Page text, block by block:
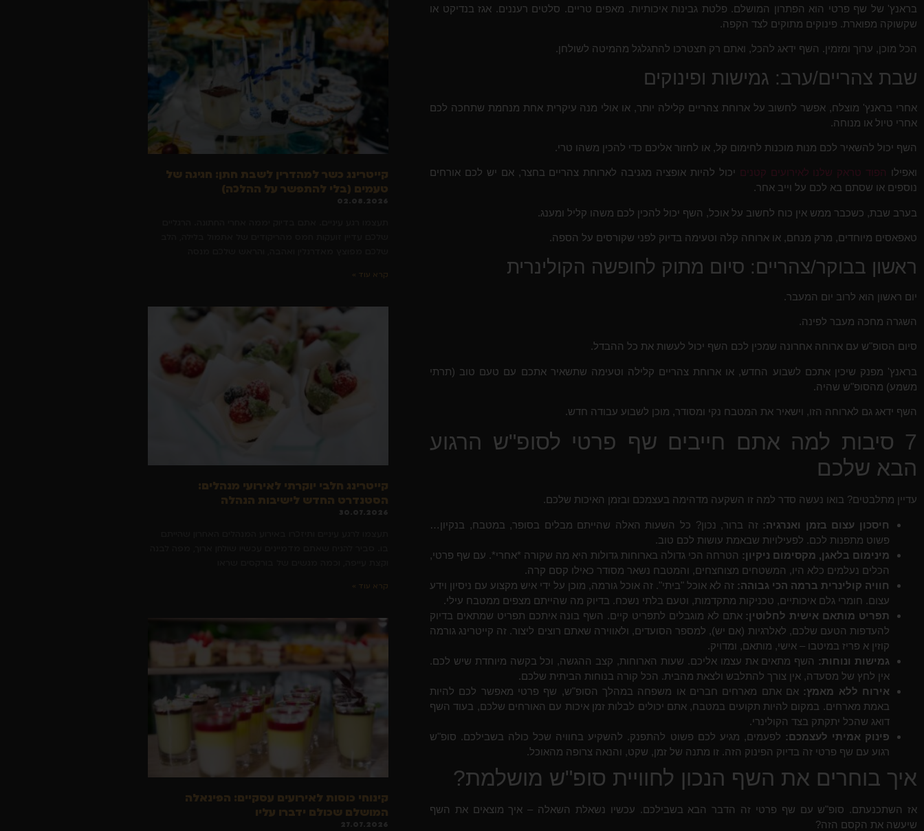
בראנץ' של שף פרטי הוא הפתרון המושלם. פלטת גבינות איכותיות. מאפים טריים. סלטים רעננים. אגז בנדיקט או
שקשוקה מפוארת. פינוקים מתוקים לצד הקפה.
הכל מוכן, ערוך ומזמין. השף ידאג להכל, ואתם רק תצטרכו להתגלגל מהמיטה לשולחן.
שבת צהריים/ערב: גמישות ופינוקים
אחרי בראנץ' מוצלח, אפשר לחשוב על ארוחת צהריים קלילה יותר, או אולי מנה עיקרית אחת מנחמת שתחכה לכם
אחרי טיול או מנוחה.
השף יכול להשאיר לכם מנות מוכנות לחימום קל, או לחזור אליכם כדי להכין משהו טרי.
ואפילו הפוד טראק שלנו לאירועים קטנים יכול להיות אופציה מגניבה לארוחת צהריים בחצר, אם יש לכם אורחים
נוספים או שסתם בא לכם על וייב אחר.
בערב שבת, כשכבר ממש אין כוח לחשוב על אוכל, השף יכול להכין לכם משהו קליל ומענג.
טאפאסים מיוחדים, מרק מנחם, או ארוחה קלה וטעימה בדיוק לפני שקורסים על הספה.
ראשון בבוקר/צהריים: סיום מתוק לחופשה הקולינרית
יום ראשון הוא לרוב יום המעבר.
השגרה מחכה מעבר לפינה.
סיום הסופ"ש עם ארוחה אחרונה שמכין לכם השף יכול לעשות את כל ההבדל.
בראנץ' מפנק שיכין אתכם לשבוע החדש, או ארוחת צהריים קלילה וטעימה שתשאיר אתכם עם טעם טוב (תרתי
משמע) מהסופ"ש שהיה.
השף ידאג גם לארוחה הזו, וישאיר את המטבח נקי ומסודר, מוכן לשבוע עבודה חדש.
7 סיבות למה אתם חייבים שף פרטי לסופ"ש הרגוע
הבא שלכם
עדיין מתלבטים? בואו נעשה סדר למה זו השקעה מדהימה בעצמכם ובזמן האיכות שלכם.
חיסכון עצום בזמן ואנרגיה: זה ברור, נכון? כל השעות האלה שהייתם מבלים בסופר, במטבח, בנקיון…
פשוט מתפנות לכם. לפעילויות שבאמת עושות לכם טוב.
מינימום בלאגן, מקסימום ניקיון: הטרחה הכי גדולה בארוחות גדולות היא מה שקורה *אחרי*. עם שף פרטי,
הכלים נעלמים כלא היו, המשטחים מצוחצחים, והמטבח נשאר מסודר כאילו קסם קרה.
חוויה קולינרית ברמה הכי גבוהה: זה לא אוכל "ביתי". זה אוכל גורמה, מוכן על ידי איש מקצוע עם ניסיון וידע
עצום. חומרי גלם איכותיים, טכניקות מתקדמות, וטעם בלתי נשכח. בדיוק מה שהייתם מצפים ממטבח עילי.
תפריט מותאם אישית לחלוטין: אתם לא מוגבלים לתפריט קיים. השף בונה איתכם תפריט שמתאים בדיוק
להעדפות הטעם שלכם, לאלרגיות (אם יש), למספר הסועדים, ולאווירה שאתם רוצים ליצור. זה קייטרינג גורמה
קוזין א פריז במיטבו – אישי, מותאם, ומדויק.
גמישות ונוחות: השף מתאים את עצמו אליכם. שעות הארוחות, קצב ההגשה, וכל בקשה מיוחדת שיש לכם.
אין לחץ של מסעדה, אין צורך להתלבש ולצאת מהבית. הכל קורה בנוחות הביתית שלכם.
אירוח ללא מאמץ: אם אתם מארחים חברים או משפחה במהלך הסופ"ש, שף פרטי מאפשר לכם להיות
באמת מארחים. במקום להיות תקועים במטבח, אתם יכולים לבלות זמן איכות עם האורחים שלכם, בעוד השף
דואג שהכל יתקתק בצד הקולינרי.
פינוק אמיתי לעצמכם: לפעמים, מגיע לכם פשוט להתפנק. להשקיע בחוויה שכל כולה בשבילכם. סופ"ש
רגוע עם שף פרטי זה בדיוק הפינוק הזה. זו מתנה של זמן, שקט, והנאה צרופה מהאוכל.
איך בוחרים את השף הנכון לחוויית סופ"ש מושלמת?
אז השתכנעתם. סופ"ש עם שף פרטי זה הדבר הבא בשבילכם. עכשיו נשאלת השאלה – איך מוצאים את השף
שיעשה את הקסם הזה?
קייטרינג כשר למהדרין לשבת חתן: חגיגה של
טעמים (בלי להתפשר על ההלכה)
02.08.2026
קרא עוד »
קייטרינג חלבי יוקרתי לאירועי מנהלים:
הסטנדרט החדש לישיבות הנהלה
30.07.2026
קרא עוד »
קינוחי כוסות לאירועים עסקיים: הפינאלה
המושלם שכולם ידברו עליו
27.07.2026